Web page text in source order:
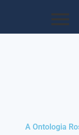
A Ontologia